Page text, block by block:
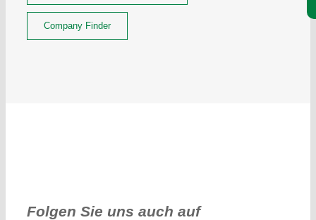
Company Finder
Folgen Sie uns auch auf